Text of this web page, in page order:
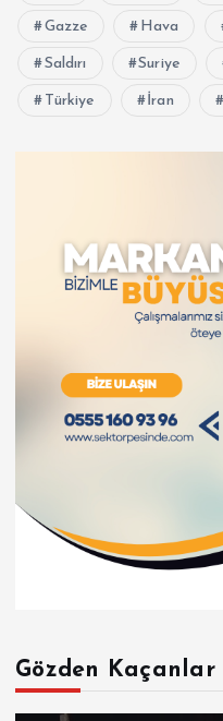
Gazze Hava
Saldırı Suriye
Türkiye İran
Gözden Kaçanlar